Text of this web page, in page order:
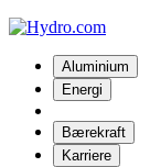
Aluminium
Energi
Bærekraft
Karriere